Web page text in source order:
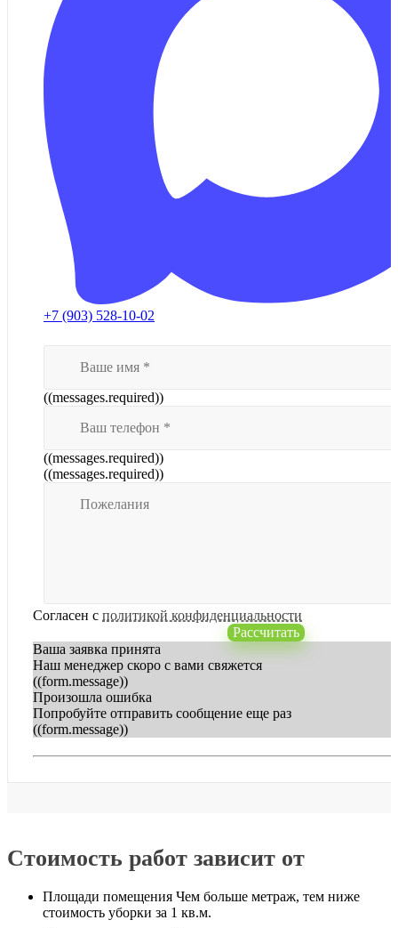
+7 (903) 528-10-02
((messages.required))
((messages.required))
((messages.required))
Согласен с политикой конфиденциальности
Рассчитать
Ваша заявка принята
Наш менеджер скоро с вами свяжется
((form.message))
Произошла ошибка
Попробуйте отправить сообщение еще раз
((form.message))
Стоимость работ зависит от
Площади помещения Чем больше метраж, тем ниже
стоимость уборки за 1 кв.м.